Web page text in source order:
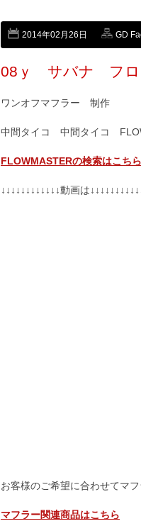
2014年02月26日 GD
08ｙ サバナ フロ
ワンオフマフラー 制作
中間タイコ 中間タイコ
FLOWMASTERの検索はこち
↓↓↓↓↓↓↓↓↓↓↓↓動画は
お客様のご希望に合わせてマ
マフラー関連商品はこ ちら